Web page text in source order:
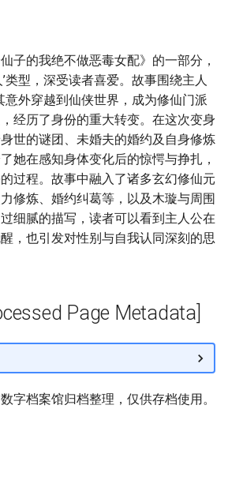
子的我绝不做恶毒女配》的一部分，
类型，深受读者喜爱。故事围绕主人
意外穿越到仙侠世界，成为修仙门派
经历了身份的重大转变。在这次变身
世的谜团、未婚夫的婚约及自身修炼
她在感知身体变化后的惊愕与挣扎，
过程。故事中融入了诸多玄幻修仙元
修炼、婚约纠葛等，以及木璇与周围
细腻的描写，读者可以看到主人公在
，也引发对性别与自我认同深刻的思
Page Metadata]
字档案馆归档整理，仅供存档使用。